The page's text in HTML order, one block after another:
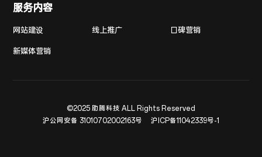
服务内容
网站建设 线上推广 口碑营销
新媒体营销
©2025 助腾科技 ALL Rights Reserved
沪公网安备 31010702002163号
沪ICP备11042339号-1